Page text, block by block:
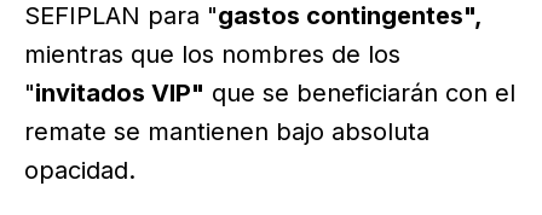
SEFIPLAN para "gastos contingentes",
mientras que los nombres de los
"invitados VIP" que se beneficiarán con el
remate se mantienen bajo absoluta
opacidad.